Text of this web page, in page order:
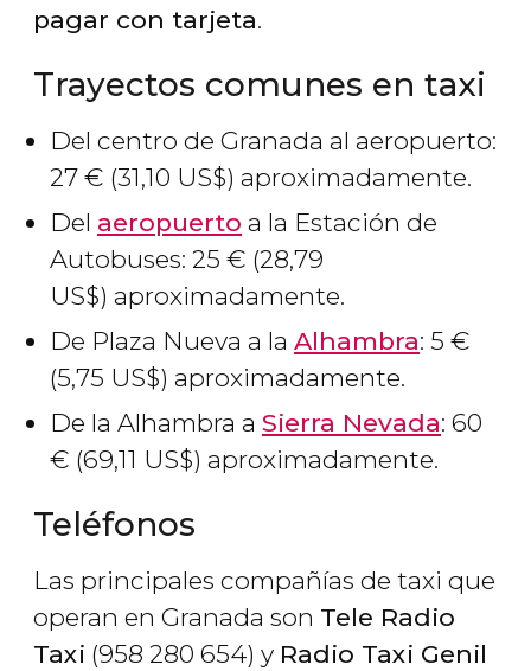
pagar con tarjeta.
Trayectos comunes en taxi
Del centro de Granada al aeropuerto:
27 € (31,10 US$) aproximadamente.
Del aeropuerto a la Estación de
Autobuses: 25 € (28,79
US$) aproximadamente.
De Plaza Nueva a la Alhambra: 5 €
(5,75 US$) aproximadamente.
De la Alhambra a Sierra Nevada: 60
€ (69,11 US$) aproximadamente.
Teléfonos
Las principales compañías de taxi que
operan en Granada son Tele Radio
Taxi (958 280 654) y Radio Taxi Genil